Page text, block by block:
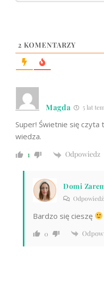
2 KOMENTARZY
Magda 5 lat
Super! Świetnie się czyta
wiedza.
1 Odpowiedz
Domi
Bardzo się cieszę
0